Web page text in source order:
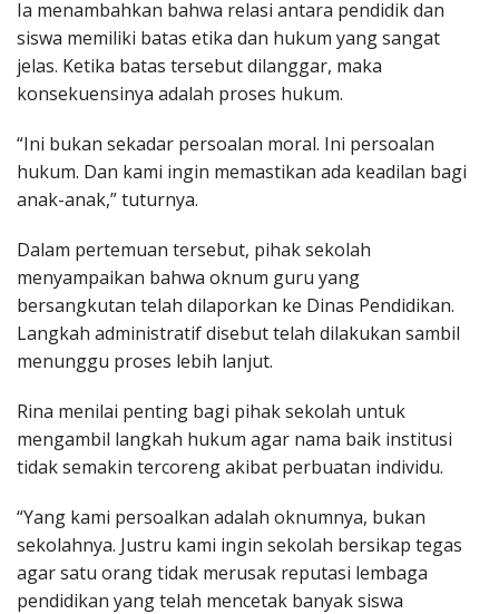
Ia menambahkan bahwa relasi antara pendidik dan
siswa memiliki batas etika dan hukum yang sangat
jelas. Ketika batas tersebut dilanggar, maka
konsekuensinya adalah proses hukum.
“Ini bukan sekadar persoalan moral. Ini persoalan
hukum. Dan kami ingin memastikan ada keadilan bagi
anak-anak,” tuturnya.
Dalam pertemuan tersebut, pihak sekolah
menyampaikan bahwa oknum guru yang
bersangkutan telah dilaporkan ke Dinas Pendidikan.
Langkah administratif disebut telah dilakukan sambil
menunggu proses lebih lanjut.
Rina menilai penting bagi pihak sekolah untuk
mengambil langkah hukum agar nama baik institusi
tidak semakin tercoreng akibat perbuatan individu.
“Yang kami persoalkan adalah oknumnya, bukan
sekolahnya. Justru kami ingin sekolah bersikap tegas
agar satu orang tidak merusak reputasi lembaga
pendidikan yang telah mencetak banyak siswa